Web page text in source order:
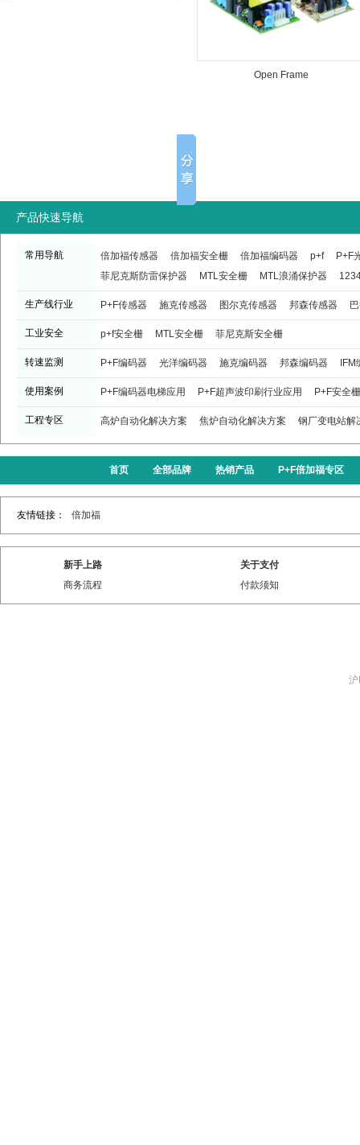
Open Frame
产品快速导航
常用导航 倍加福传感器 倍加福安全栅 倍加福编码器 p+f
P+F
菲尼克斯防雷保护器
MTL安全栅 MTL浪涌保护器
生产线行业 P+F传感器 施克传感器 图尔克传感器 邦森传感器
工业安全 p+f安全栅 MTL安全栅 菲尼克斯安全栅
转速监测 P+F编码器 光洋编码器 施克编码器 邦森编码器
使用案例 P+F编码器电梯应用 P+F超声波印刷行业应用 P+F安全
工程专区 高炉自动化解决方案 焦炉自动化解决方案 钢厂变电站解
首页 全部品牌 热销产品 P+F倍加福专区
友情链接： 倍加福
新手上路
商务流程
关于支付
付款须知